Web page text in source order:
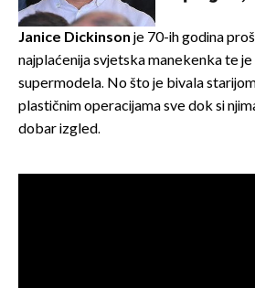
Janice Dickinson je 70-ih godina
najplaćenija svjetska manekenka te
supermodela. No što je bivala
plastičnim operacijama sve dok si
dobar izgled.